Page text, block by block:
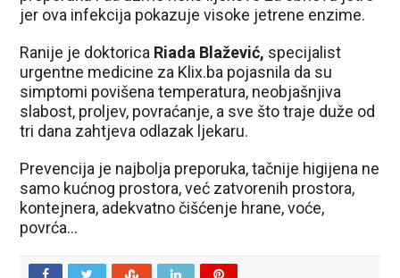
jer ova infekcija pokazuje visoke jetrene enzime.
Ranije je doktorica Riada Blažević, specijalist
urgentne medicine za Klix.ba pojasnila da su
simptomi povišena temperatura, neobjašnjiva
slabost, proljev, povraćanje, a sve što traje duže od
tri dana zahtjeva odlazak ljekaru.
Prevencija je najbolja preporuka, tačnije higijena ne
samo kućnog prostora, već zatvorenih prostora,
kontejnera, adekvatno čišćenje hrane, voće,
povrća…